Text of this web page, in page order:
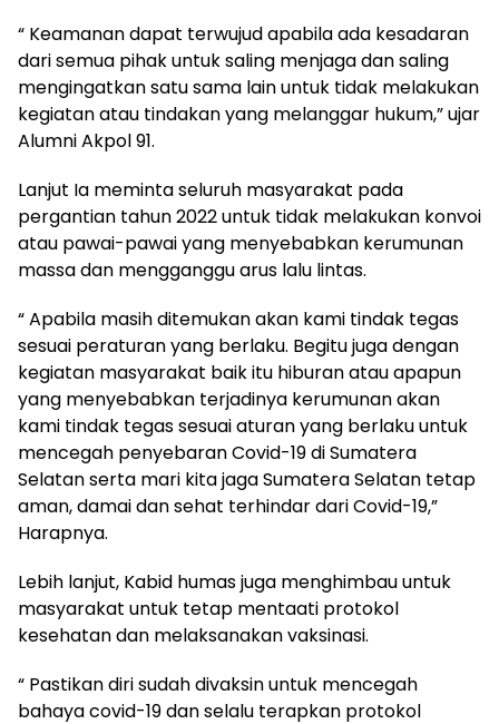
“ Keamanan dapat terwujud apabila ada kesadaran
dari semua pihak untuk saling menjaga dan saling
mengingatkan satu sama lain untuk tidak melakukan
kegiatan atau tindakan yang melanggar hukum,” ujar
Alumni Akpol 91.
Lanjut Ia meminta seluruh masyarakat pada
pergantian tahun 2022 untuk tidak melakukan konvoi
atau pawai-pawai yang menyebabkan kerumunan
massa dan mengganggu arus lalu lintas.
“ Apabila masih ditemukan akan kami tindak tegas
sesuai peraturan yang berlaku. Begitu juga dengan
kegiatan masyarakat baik itu hiburan atau apapun
yang menyebabkan terjadinya kerumunan akan
kami tindak tegas sesuai aturan yang berlaku untuk
mencegah penyebaran Covid-19 di Sumatera
Selatan serta mari kita jaga Sumatera Selatan tetap
aman, damai dan sehat terhindar dari Covid-19,”
Harapnya.
Lebih lanjut, Kabid humas juga menghimbau untuk
masyarakat untuk tetap mentaati protokol
kesehatan dan melaksanakan vaksinasi.
“ Pastikan diri sudah divaksin untuk mencegah
bahaya covid-19 dan selalu terapkan protokol